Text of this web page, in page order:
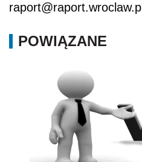
raport@raport.wroclaw.pl
POWIĄZANE